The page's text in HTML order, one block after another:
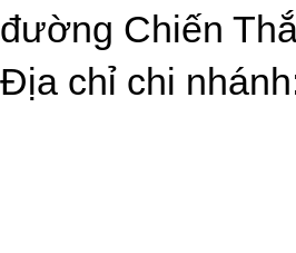
đường Chiến
Địa chỉ chi